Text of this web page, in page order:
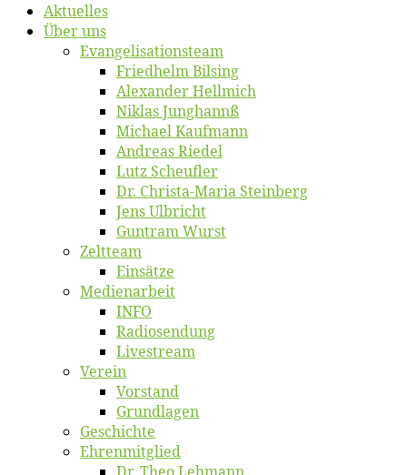
Ak­tu­el­les
Über uns
Evangelisa­tions­team
Fried­helm Bilsing
Alex­an­der Hellmich
Ni­klas Junghannß
Mi­cha­el Kaufmann
An­dre­as Riedel
Lutz Scheuf­ler
Dr. Chris­­ta-Ma­ria Steinberg
Jens Ulb­richt
Gun­tram Wurst
Zelt­team
Ein­sät­ze
Me­di­en­ar­beit
INFO
Ra­dio­sen­dung
Live­stream
Ver­ein
Vor­stand
Grund­la­gen
Ge­schich­te
Eh­ren­mit­glied